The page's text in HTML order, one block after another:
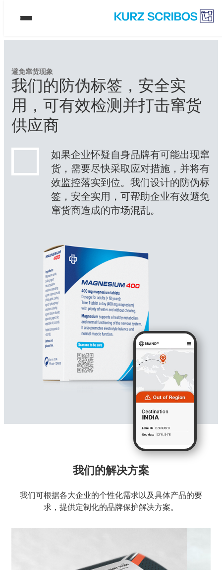
避免窜货现象
我们的防伪标签，安全实
用，可有效检测并打击窜货
供应商
如果企业怀疑自身品牌有可能出现窜
货，需要尽快采取应对措施，并将有
效监控落实到位。我们设计的防伪标
签，安全实用，可帮助企业有效避免
窜货商造成的市场混乱。
我们的解决方案
我们可根据各大企业的个性化需求以及具体产品的要
求，提供定制化的品牌保护解决方案。